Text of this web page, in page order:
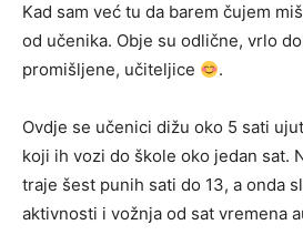
Kad sam već tu da barem čujem
od učenika. Obje su odlične, vrlo
promišljene, učiteljice
.
Ovdje se učenici dižu oko 5 sati
koji ih vozi do škole oko jedan sat.
traje šest punih sati do 13, a onda
aktivnosti i vožnja od sat vremena